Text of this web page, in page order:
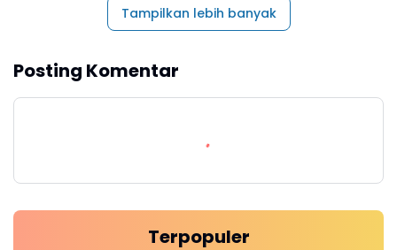
Tampilkan lebih banyak
Posting Komentar
Terpopuler